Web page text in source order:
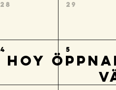
28 29
4 5
HOY